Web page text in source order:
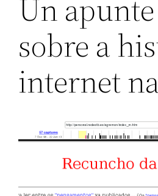
Un
sobre a
internet